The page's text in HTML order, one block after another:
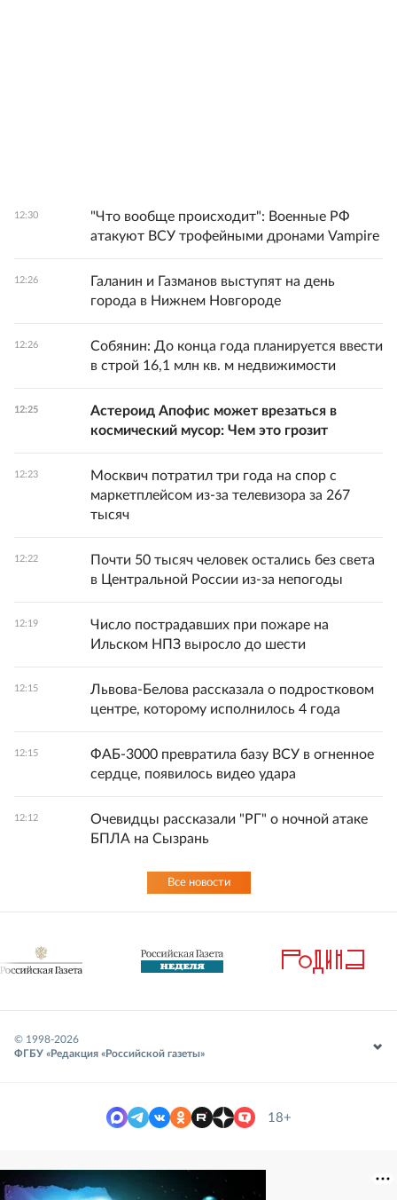
12:30
"Что вообще происходит": Военные РФ
атакуют ВСУ трофейными дронами Vampire
12:26
Галанин и Газманов выступят на день
города в Нижнем Новгороде
12:26
Собянин: До конца года планируется ввести
в строй 16,1 млн кв. м недвижимости
12:25
Астероид Апофис может врезаться в
космический мусор: Чем это грозит
12:23
Москвич потратил три года на спор с
маркетплейсом из-за телевизора за 267
тысяч
12:22
Почти 50 тысяч человек остались без света
в Центральной России из-за непогоды
12:19
Число пострадавших при пожаре на
Ильском НПЗ выросло до шести
12:15
Львова-Белова рассказала о подростковом
центре, которому исполнилось 4 года
12:15
ФАБ-3000 превратила базу ВСУ в огненное
сердце, появилось видео удара
12:12
Очевидцы рассказали "РГ" о ночной атаке
БПЛА на Сызрань
Все новости
© 1998-2026
ФГБУ «Редакция «Российской газеты»
18+